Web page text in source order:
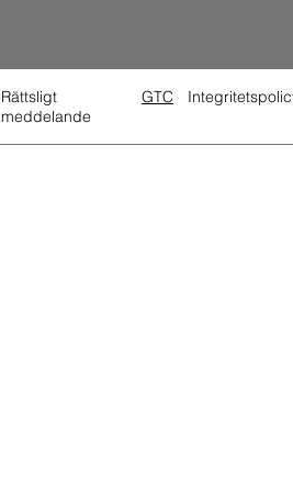
Rättsligt
meddelande
GTC